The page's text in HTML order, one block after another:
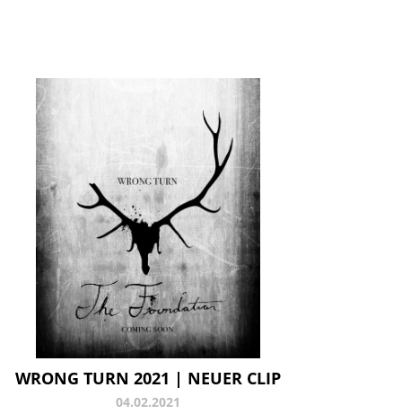
WRONG TURN 2021 | NEUER CLIP
04.02.2021